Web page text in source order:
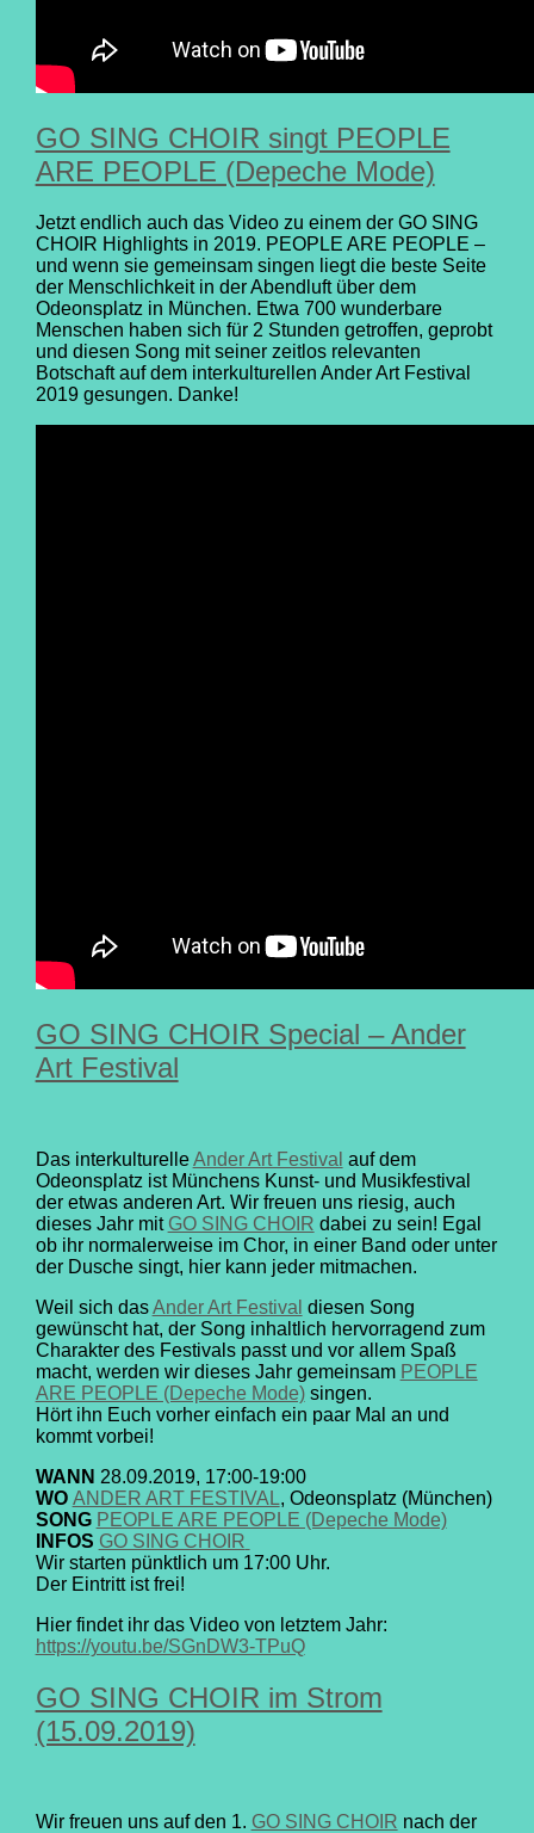
GO SING CHOIR singt PEOPLE
ARE PEOPLE (Depeche Mode)
Jetzt endlich auch das Video zu einem der GO SING
CHOIR Highlights in 2019. PEOPLE ARE PEOPLE –
und wenn sie gemeinsam singen liegt die beste Seite
der Menschlichkeit in der Abendluft über dem
Odeonsplatz in München. Etwa 700 wunderbare
Menschen haben sich für 2 Stunden getroffen, geprobt
und diesen Song mit seiner zeitlos relevanten
Botschaft auf dem interkulturellen Ander Art Festival
2019 gesungen. Danke!
GO SING CHOIR Special – Ander
Art Festival
Das interkulturelleAnder Art Festival auf dem
Odeonsplatz ist Münchens Kunst- und Musikfestival
der etwas anderen Art. Wir freuen uns riesig, auch
dieses Jahr mit GO SING CHOIR dabei zu sein! Egal
ob ihr normalerweise im Chor, in einer Band oder unter
der Dusche singt, hier kann jeder mitmachen.
Weil sich dasAnder Art Festival diesen Song
gewünscht hat, der Song inhaltlich hervorragend zum
Charakter des Festivals passt und vor allem Spaß
macht, werden wir dieses Jahr gemeinsam PEOPLE
ARE PEOPLE (Depeche Mode)singen.
Hört ihn Euch vorher einfach ein paar Mal an und
kommt vorbei!
WANN 28.09.2019, 17:00-19:00
WO ANDER ART FESTIVAL, Odeonsplatz (München)
SONG PEOPLE ARE PEOPLE (Depeche Mode)
INFOS GO SING CHOIR
Wir starten pünktlich um 17:00 Uhr.
Der Eintritt ist frei!
Hier findet ihr das Video von letztem Jahr:
https://youtu.be/SGnDW3-TPuQ
GO SING CHOIR im Strom
(15.09.2019)
Wir freuen uns auf den 1. GO SING CHOIR nach der